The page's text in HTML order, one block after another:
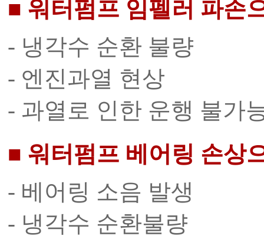
■ 워터펌프 임펠러 파손
- 냉각수 순환 불량
- 엔진과열 현상
- 과열로 인한 운행 불가
■ 워터펌프 베어링 손상
- 베어링 소음 발생
- 냉각수 순환불량